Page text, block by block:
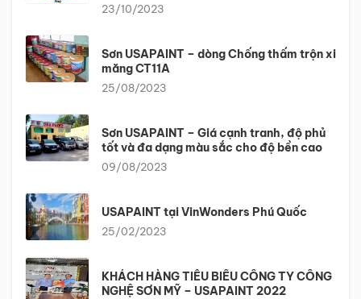
23/10/2023
Sơn USAPAINT – dòng Chống thấm trộn xi
măng CT11A
25/08/2023
Sơn USAPAINT – Giá cạnh tranh, độ phủ
tốt và đa dạng màu sắc cho độ bền cao
09/08/2023
USAPAINT tại VinWonders Phú Quốc
25/02/2023
KHÁCH HÀNG TIÊU BIỂU CÔNG TY CÔNG
NGHỆ SƠN MỸ – USAPAINT 2022